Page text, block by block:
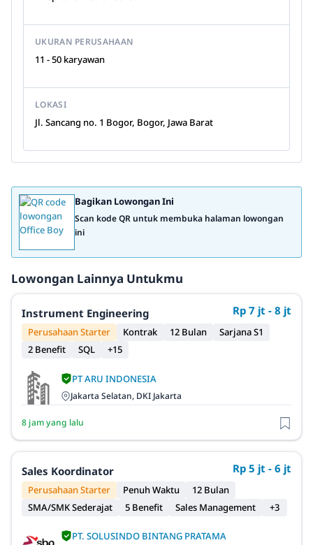
UKURAN PERUSAHAAN
11 - 50 karyawan
LOKASI
Jl. Sancang no. 1 Bogor, Bogor, Jawa Barat
Bagikan Lowongan Ini
Scan kode QR untuk membuka halaman lowongan
ini
Lowongan Lainnya Untukmu
Instrument Engineering Rp 7 jt - 8 jt
Perusahaan Starter Kontrak 12 Bulan
Sarjana S1
2 Benefit
SQL +15
PT ARU INDONESIA
Jakarta Selatan, DKI Jakarta
8 jam yang lalu
Sales Koordinator Rp 5 jt - 6 jt
Perusahaan Starter Penuh Waktu
12 Bulan
SMA/SMK Sederajat
5 Benefit Sales Management +3
PT. SOLUSINDO BINTANG PRATAMA